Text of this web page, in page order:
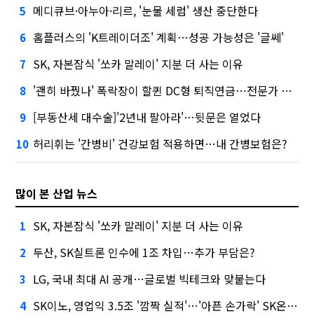
5 메디큐브·아누아·리르, '눈물 세럼' 생산 중단한다
6 홈플러스의 'K트레이더조' 계획…성공 가능성은 '글쎄'
7 SK, 자본잠식 '쏘카 말레이' 지분 더 사는 이유
8 '괜히 바꿨나' 폭락장이 할퀸 DC형 퇴직연금…전문가 조언은
9 [부동산세 대수술]'2년내 팔아라'…뒷문은 열었다
10 허리휘는 '간병비' 건강보험 적용하면…내 간병보험은?
많이 본 산업 뉴스
1 SK, 자본잠식 '쏘카 말레이' 지분 더 사는 이유
2 두산, SK실트론 인수에 1조 차입…추가 부담은?
3 LG, 국내 최대 AI 공개…글로벌 빅테크와 맞붙는다
4 SK이노, 영업익 3.5조 '깜짝 실적'…'아픈 손가락' SK온의 반전